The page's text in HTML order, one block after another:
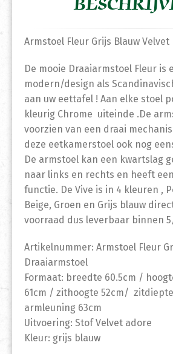
Armstoel Fleur Grijs Blauw
De mooie Draaiarmstoel Fleur is
modern/design als
aan uw eettafel ! Aan elke stoel
kleurig Chrome uiteinde .De
voorzien van een draai
deze eetkamerstoel ook nog
De armstoel kan een kwartslag
naar links en rechts en heeft
functie. De Vive is in 4 kleuren ,
Beige, Groen en Grijs blauw
voorraad dus leverbaar binnen
Artikelnummer: Armstoel Fleur
Draaiarmstoel
Formaat: breedte 60.5cm /
61cm / zithoogte 52cm/
armleuning 63cm
Uitvoering: Stof Velvet adore
Kleur: grijs blauw